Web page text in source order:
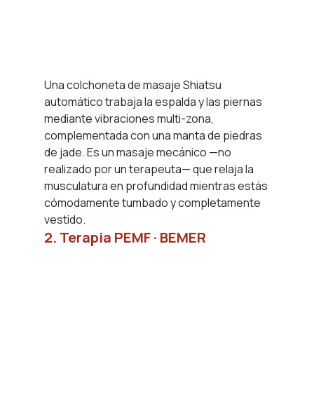
Una colchoneta de masaje Shiatsu
automático trabaja la espalda y las piernas
mediante vibraciones multi-zona,
complementada con una manta de piedras
de jade. Es un masaje mecánico —no
realizado por un terapeuta— que relaja la
musculatura en profundidad mientras estás
cómodamente tumbado y completamente
vestido.
2. Terapia PEMF · BEMER